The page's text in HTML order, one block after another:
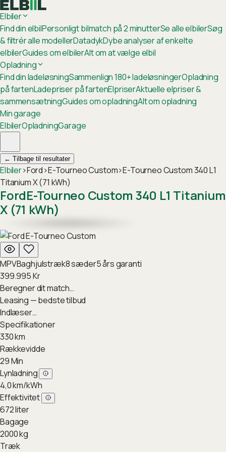
Elbiler
Find din elbilPersonligt bilmatch på 2 minutterSe alle elbilerSøg
& filtrér alle modellerDatadykDybe analyser af enkelte
elbilerGuides om elbilerAlt om at vælge elbil
Opladning
Find din ladeløsningSammenlign 180+ ladeløsningerOpladning
på fartenLadepriser på fartenElpriserAktuelle elpriser &
sammensætningGuides om opladningAlt om opladning
Min garage
ElbilerOpladningGarage
← Tilbage til resultater
Elbiler›Ford›E-Tourneo Custom›E-Tourneo Custom 340 L1
Titanium X (71 kWh)
FordE-Tourneo Custom 340 L1 Titanium
X (71 kWh)
MPVBaghjulstræk8sæder5års garanti
399.995Kr
Beregner dit match…
Leasing — bedste tilbud
Indlæser…
Specifikationer
330km
Rækkevidde
29Min
Lynladning
4,0km/kWh
Effektivitet
672liter
Bagage
2000kg
Træk